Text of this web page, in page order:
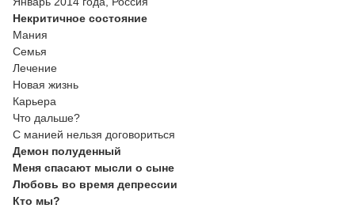
Некритичное состояние
Мания
Семья
Лечение
Новая жизнь
Карьера
Что дальше?
С манией нельзя договориться
Демон полуденный
Меня спасают мысли о сыне
Любовь во время депрессии
Кто мы?